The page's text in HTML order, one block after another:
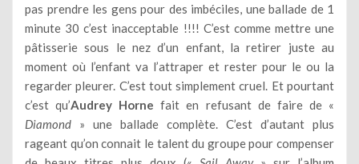
pas prendre les gens pour des imbéciles, une ballade de 1
minute 30 c’est inacceptable !!!! C’est comme mettre une
pâtisserie sous le nez d’un enfant, la retirer juste au
moment où l’enfant va l’attraper et rester pour le ou la
regarder pleurer. C’est tout simplement cruel. Et pourtant
c’est qu’Audrey Horne fait en refusant de faire de «
Diamond » une ballade complète. C’est d’autant plus
rageant qu’on connait le talent du groupe pour compenser